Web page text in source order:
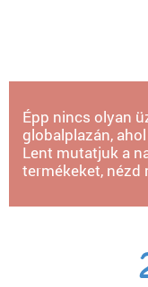
Épp nincs olyan
globalplazán,
Lent mutatjuk a
termékeket, nézd